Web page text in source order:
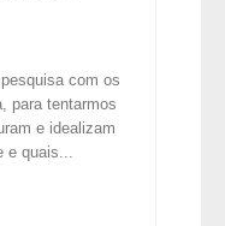
com os
para tentarmos
e idealizam
quais...